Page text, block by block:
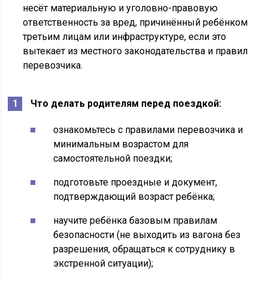
несёт материальную и уголовно-правовую
ответственность за вред, причинённый ребёнком
третьим лицам или инфраструктуре, если это
вытекает из местного законодательства и правил
перевозчика.
Что делать родителям перед поездкой:
ознакомьтесь с правилами перевозчика и
минимальным возрастом для
самостоятельной поездки;
подготовьте проездные и документ,
подтверждающий возраст ребёнка;
научите ребёнка базовым правилам
безопасности (не выходить из вагона без
разрешения, обращаться к сотруднику в
экстренной ситуации);